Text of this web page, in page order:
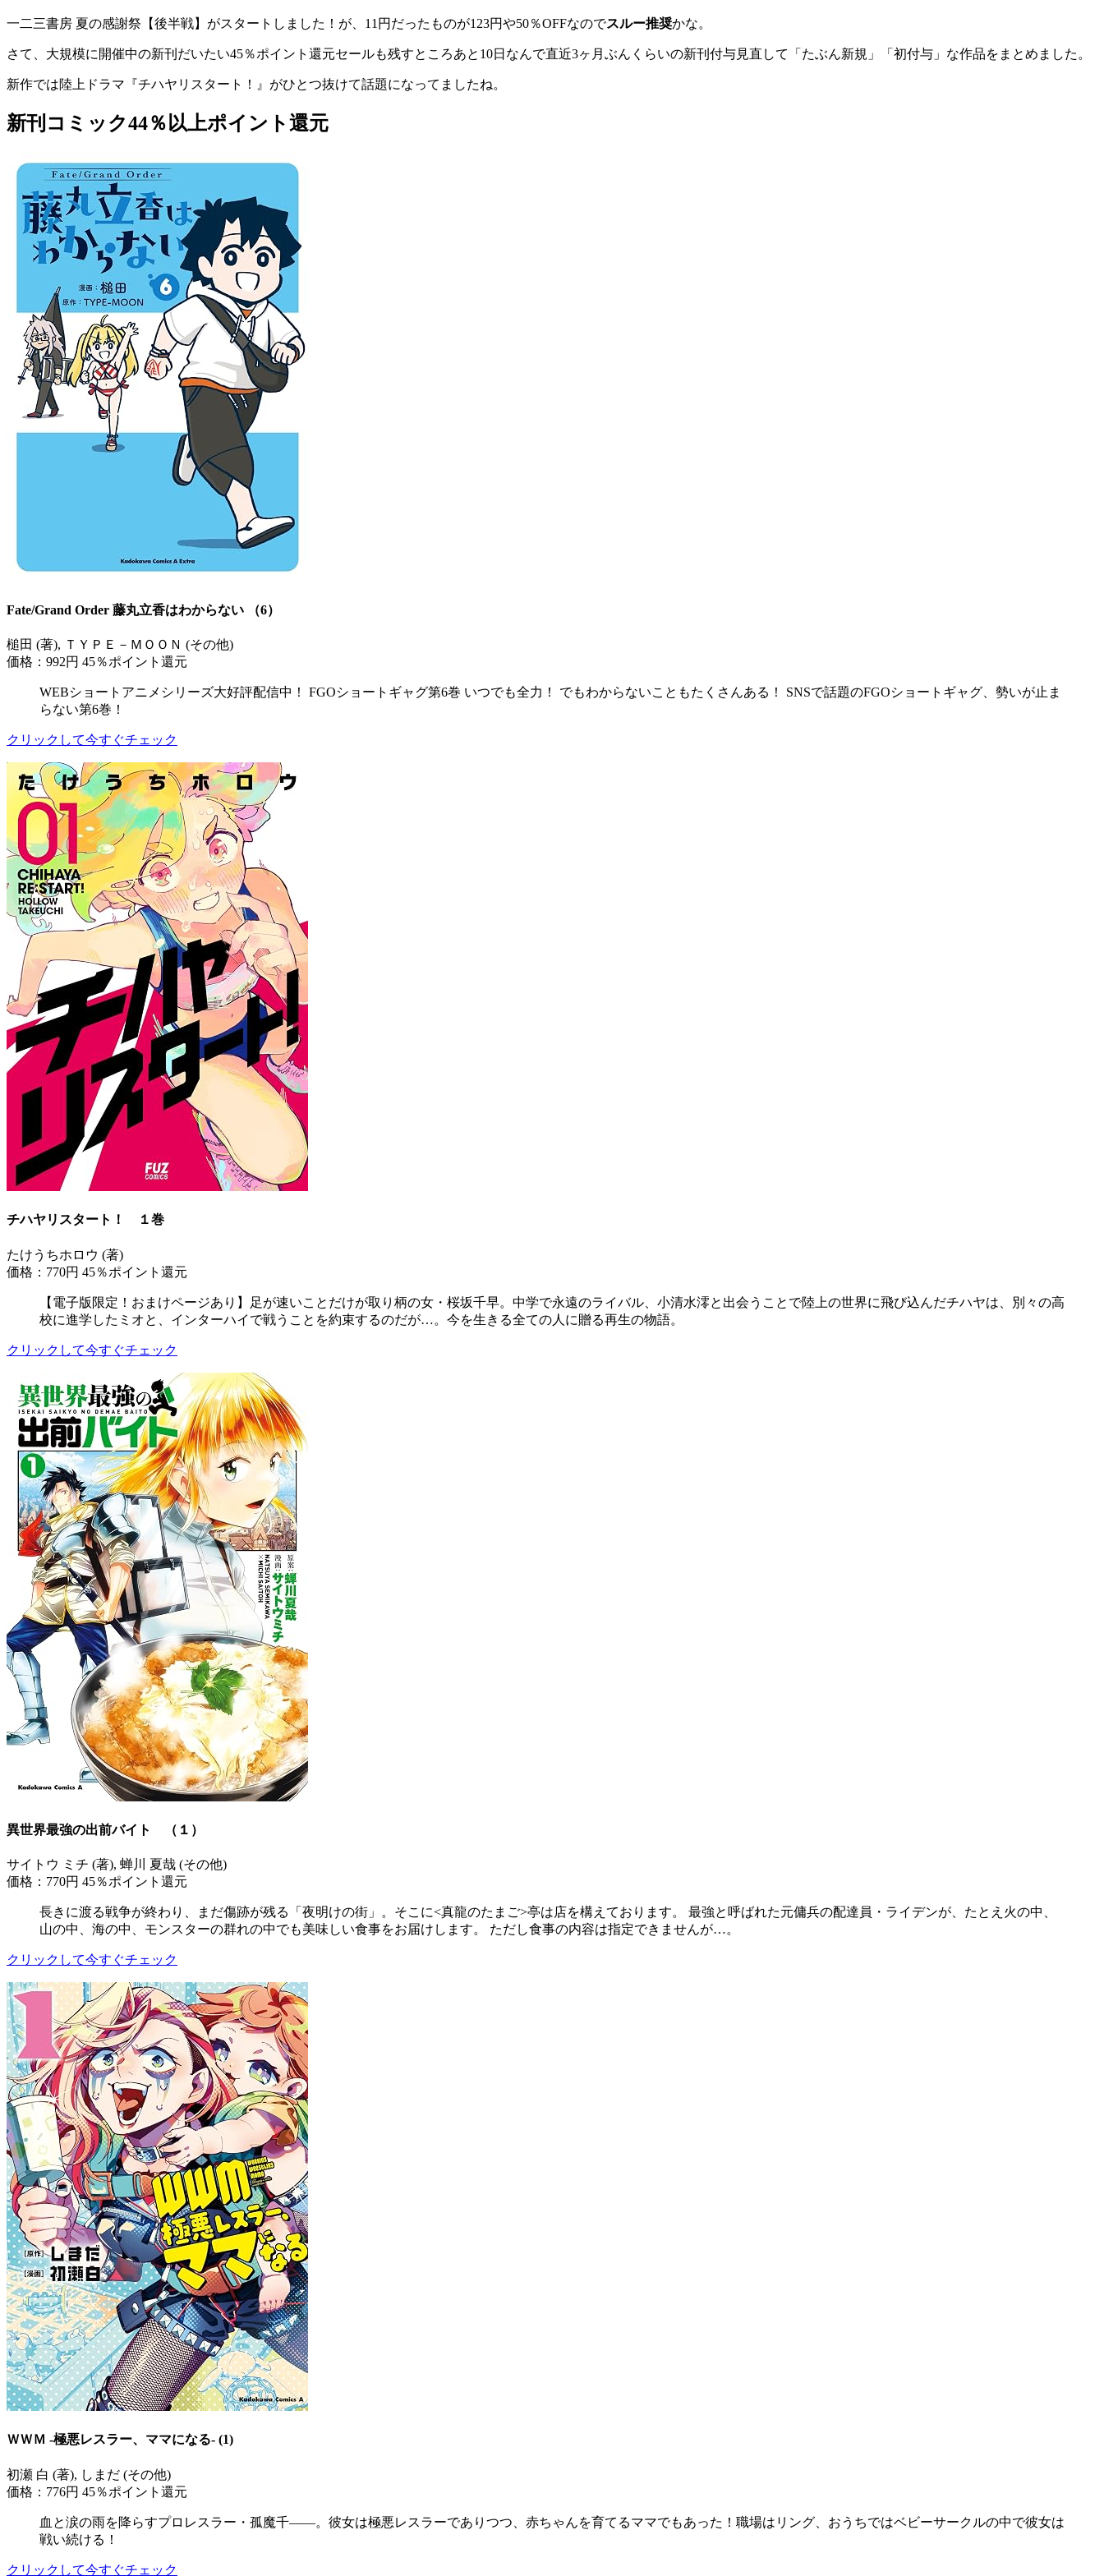
一二三書房 夏の感謝祭【後半戦】がスタートしました！が、11円だったものが123円や50％OFFなのでスルー推奨かな。
さて、大規模に開催中の新刊だいたい45％ポイント還元セールも残すところあと10日なんで直近3ヶ月ぶんくらいの新刊付与見直して「たぶん新規」「初付与」な作品をまとめました。
新作では陸上ドラマ『チハヤリスタート！』がひとつ抜けて話題になってましたね。
新刊コミック44％以上ポイント還元
Fate/Grand Order 藤丸立香はわからない （6）
槌田 (著), ＴＹＰＥ－ＭＯＯＮ (その他)
価格：992円 45％ポイント還元
WEBショートアニメシリーズ大好評配信中！ FGOショートギャグ第6巻 いつでも全力！ でもわからないこともたくさんある！ SNSで話題のFGOショートギャグ、勢いが止ま
らない第6巻！
クリックして今すぐチェック
チハヤリスタート！ １巻
たけうちホロウ (著)
価格：770円 45％ポイント還元
【電子版限定！おまけページあり】足が速いことだけが取り柄の女・桜坂千早。中学で永遠のライバル、小清水澪と出会うことで陸上の世界に飛び込んだチハヤは、別々の高
校に進学したミオと、インターハイで戦うことを約束するのだが…。今を生きる全ての人に贈る再生の物語。
クリックして今すぐチェック
異世界最強の出前バイト （１）
サイトウ ミチ (著), 蝉川 夏哉 (その他)
価格：770円 45％ポイント還元
長きに渡る戦争が終わり、まだ傷跡が残る「夜明けの街」。そこに<真龍のたまご>亭は店を構えております。 最強と呼ばれた元傭兵の配達員・ライデンが、たとえ火の中、
山の中、海の中、モンスターの群れの中でも美味しい食事をお届けします。 ただし食事の内容は指定できませんが…。
クリックして今すぐチェック
ＷＷＭ -極悪レスラー、ママになる- (1)
初瀬 白 (著), しまだ (その他)
価格：776円 45％ポイント還元
血と涙の雨を降らすプロレスラー・孤魔千――。彼女は極悪レスラーでありつつ、赤ちゃんを育てるママでもあった！職場はリング、おうちではベビーサークルの中で彼女は
戦い続ける！
クリックして今すぐチェック